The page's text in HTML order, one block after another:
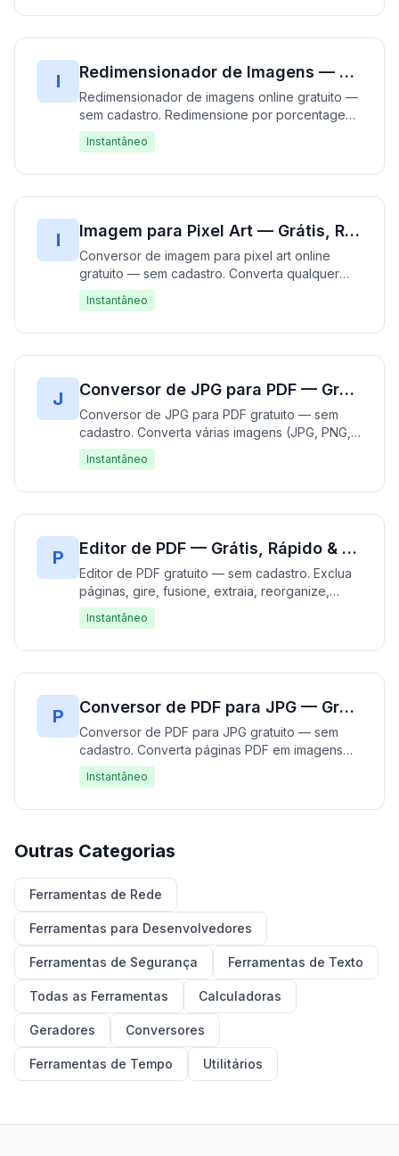
I Redimensionador de Imagens — Grátis, Rápido & Sem Cadastro | Redimensione Instantaneamente
Redimensionador de imagens online gratuito —
sem cadastro. Redimensione por porcentagem,
dimensões exatas ou ajuste ao contêiner.
Suporta JPG, PNG, WebP, GIF com controle de
Instantâneo
I Imagem para Pixel Art — Grátis, Rápido & Sem Cadastro | Converta Imagens Instantaneamente
Conversor de imagem para pixel art online
gratuito — sem cadastro. Converta qualquer
imagem para pixel art instantaneamente no seu
navegador. Ajuste o tamanho do pixel e a
upload de dados. Crie pixel art nostálgico em
segundos. Rápido, gratuito e privado.
Instantâneo
J Conversor de JPG para PDF — Grátis, Rápido & Sem Cadastro | Converter Imagens para PDF Instantaneamente
Conversor de JPG para PDF gratuito — sem
cadastro. Converta várias imagens (JPG, PNG,
WebP) em um único documento PDF
diretamente no seu navegador. Suporta ordem
Rápido, gratuito e privado.
Instantâneo
P Editor de PDF — Grátis, Rápido & Sem Cadastro | Editar Arquivos PDF Instantaneamente
Editor de PDF gratuito — sem cadastro. Exclua
páginas, gire, fusione, extraia, reorganize,
adicione imagens e texto a PDFs diretamente
no seu navegador. Suporta arquivos até 50MB.
Instantâneo
P Conversor de PDF para JPG — Grátis, Rápido & Sem Cadastro | Converter PDF para Imagens Instantaneamente
Conversor de PDF para JPG gratuito — sem
cadastro. Converta páginas PDF em imagens
JPG de alta qualidade diretamente no seu
navegador. Suporta conversão em lote com
Instantâneo
Outras Categorias
Ferramentas de Rede
Ferramentas para Desenvolvedores
Ferramentas de Segurança Ferramentas de Texto
Todas as Ferramentas Calculadoras
Geradores Conversores
Ferramentas de Tempo Utilitários